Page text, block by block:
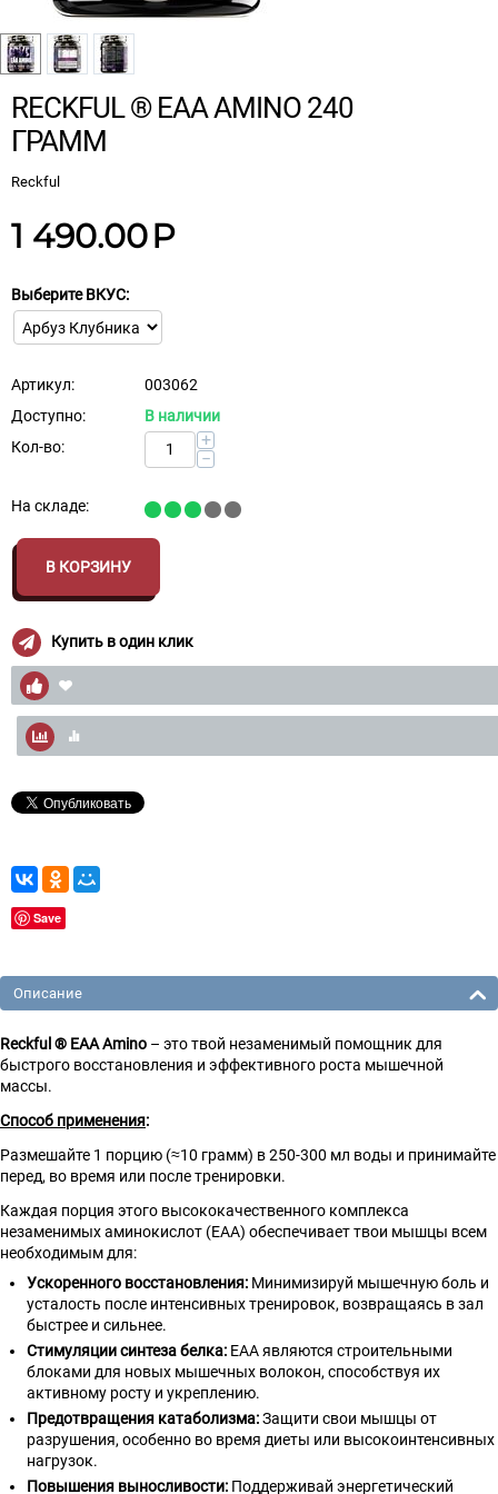
RECKFUL ® EAA AMINO 240
ГРАММ
Reckful
1 490.00Р
Выберите ВКУС:
Артикул:
003062
Доступно:
В наличии
Кол-во:
+
−
На складе:
В КОРЗИНУ
Купить в один клик
Save
Описание
Reckful ® EAA Amino – это твой незаменимый помощник для
быстрого восстановления и эффективного роста мышечной
массы.
Способ применения:
Размешайте 1 порцию (≈10 грамм) в 250-300 мл воды и принимайте
перед, во время или после тренировки.
Каждая порция этого высококачественного комплекса
незаменимых аминокислот (EAA) обеспечивает твои мышцы всем
необходимым для:
Ускоренного восстановления: Минимизируй мышечную боль и
усталость после интенсивных тренировок, возвращаясь в зал
быстрее и сильнее.
Стимуляции синтеза белка: EAA являются строительными
блоками для новых мышечных волокон, способствуя их
активному росту и укреплению.
Предотвращения катаболизма:Защити свои мышцы от
разрушения, особенно во время диеты или высокоинтенсивных
нагрузок.
Повышения выносливости: Поддерживай энергетический